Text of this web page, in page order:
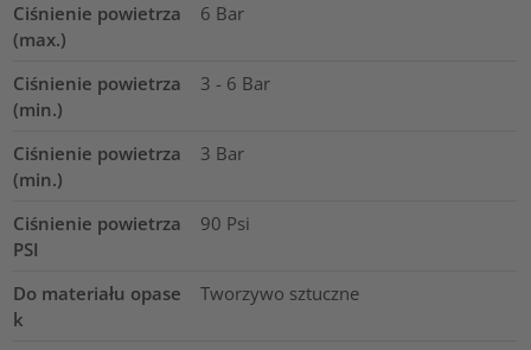
Ciśnienie powietrza
(max.)
6 Bar
Ciśnienie powietrza
(min.)
3 - 6 Bar
Ciśnienie powietrza
(min.)
3 Bar
Ciśnienie powietrza
PSI
90 Psi
Do materiału opase
k
Tworzywo sztuczne